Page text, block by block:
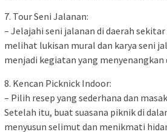
7. Tour Seni Jalanan:
– Jelajahi seni jalanan di daerah
melihat lukisan mural dan karya seni
menjadi kegiatan yang menyenangkan
8. Kencan Picknick Indoor:
– Pilih resep yang sederhana dan
Setelah itu, buat suasana piknik di
menyusun selimut dan menikmati